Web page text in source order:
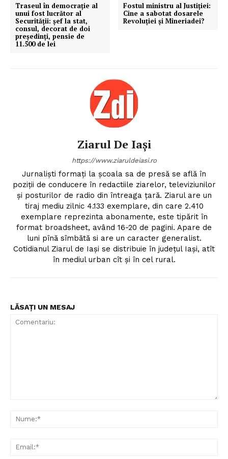
Traseul în democrație al
unui fost lucrător al
Securității: șef la stat,
consul, decorat de doi
președinți, pensie de
11.500 de lei
Fostul ministru al Justiției:
Cine a sabotat dosarele
Revoluţiei şi Mineriadei?
Ziarul De Iași
https://www.ziaruldeiasi.ro
Jurnalişti formaţi la şcoala sa de presă se află în
poziţii de conducere în redactiile ziarelor, televiziunilor
şi posturilor de radio din întreaga ţară. Ziarul are un
tiraj mediu zilnic 4.133 exemplare, din care 2.410
exemplare reprezinta abonamente, este tipărit în
format broadsheet, având 16-20 de pagini. Apare de
luni pînă sîmbătă si are un caracter generalist.
Cotidianul Ziarul de Iaşi se distribuie în judeţul Iaşi, atît
în mediul urban cît şi în cel rural.
LĂSAȚI UN MESAJ